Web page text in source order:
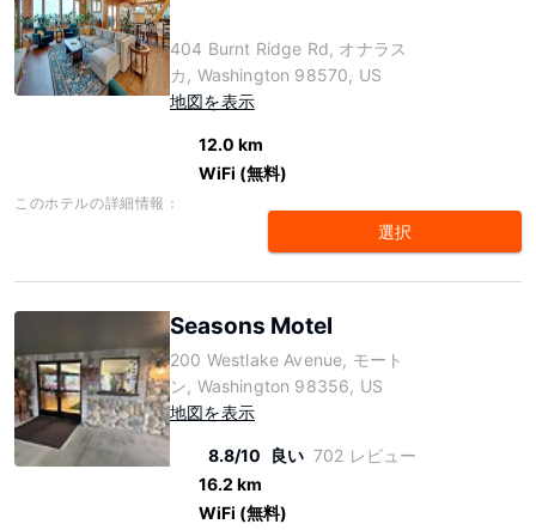
404 Burnt Ridge Rd, オナラス
カ, Washington 98570, US
地図を表示
12.0 km
WiFi (無料)
このホテルの詳細情報：
選択
Seasons Motel
200 Westlake Avenue, モート
ン, Washington 98356, US
地図を表示
8.8/10 良い 702 レビュー
16.2 km
WiFi (無料)